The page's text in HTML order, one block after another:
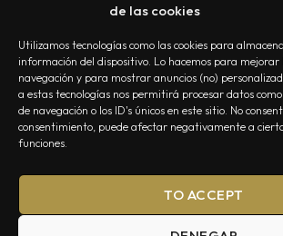
de las cookies
Utilizamos tecnologías como las cookies para
información del dispositivo. Lo hacemos para mejorar
navegación y para mostrar anuncios (no)
a estas tecnologías nos permitirá procesar datos
de navegación o los ID's únicos en este sitio. No
consentimiento, puede afectar negativamente a
funciones.
TO ACCEPT
NOSOTROS CONTACTO EDITORIAL